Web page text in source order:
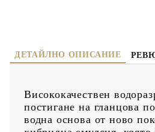
ДЕТАЙЛНО ОПИСАНИЕ
Висококачествен
постигане на гланцова
водна основа от ново